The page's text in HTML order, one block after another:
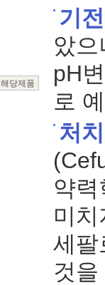
해당제품
기전
았으
pH
로
처치
약
미
세팔
것